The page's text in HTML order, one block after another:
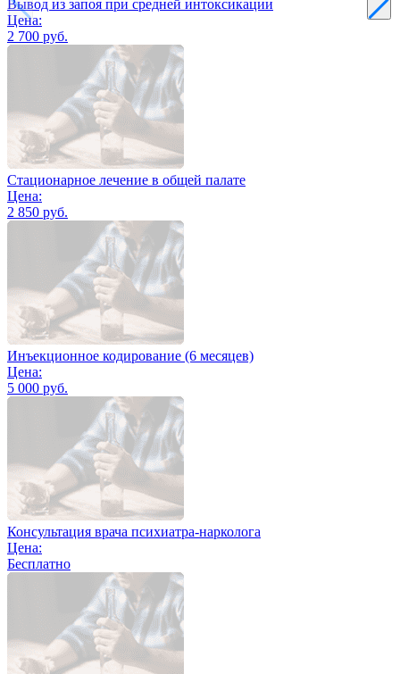
Вывод из запоя при средней интоксикации
Цена:
2 700 руб.
Стационарное лечение в общей палате
Цена:
2 850 руб.
Инъекционное кодирование (6 месяцев)
Цена:
5 000 руб.
Консультация врача психиатра-нарколога
Цена:
Бесплатно